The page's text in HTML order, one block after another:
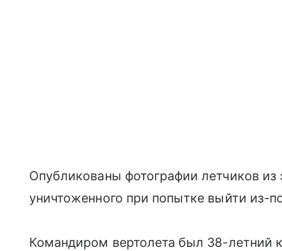
Опубликованы фотографии летчиков
уничтоженного при попытке выйти из-
Командиром вертолета был 38-летний